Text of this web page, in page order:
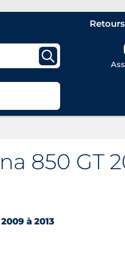
850 GT
à 2013